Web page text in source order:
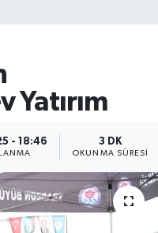
Yatırım
- 18:46 3 DK
OKUNMA SÜRESI